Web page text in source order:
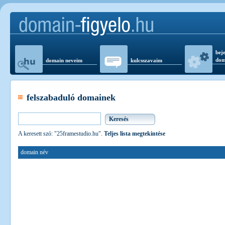
domain neveim kulcsszavaim
felszabaduló domainek
A keresett szó: "25framestudio.hu". Teljes lista megtekintése
domain név